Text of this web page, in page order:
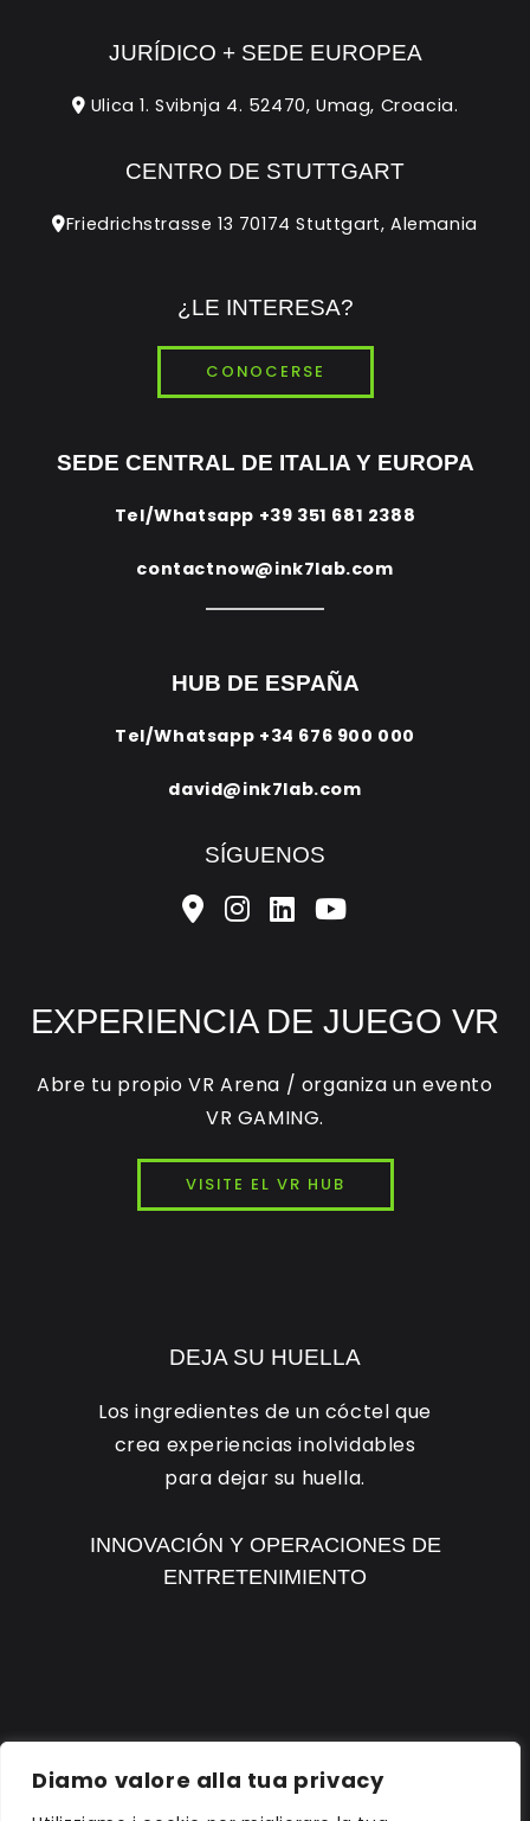
Diamo valore alla tua privacy
JURÍDICO + SEDE EUROPEA
Ulica 1. Svibnja 4. 52470, Umag, Croacia.
CENTRO DE STUTTGART
Friedrichstrasse 13 70174 Stuttgart, Alemania
¿LE INTERESA?
CONOCERSE
SEDE CENTRAL DE ITALIA Y EUROPA
Tel/Whatsapp +39 351 681 2388
contactnow@ink7lab.com
HUB DE ESPAÑA
Tel/Whatsapp +34 676 900 000
david@ink7lab.com
SÍGUENOS
EXPERIENCIA DE JUEGO VR
Abre tu propio VR Arena / organiza un evento
VR GAMING.
VISITE EL VR HUB
DEJA SU HUELLA
Los ingredientes de un cóctel que
crea experiencias inolvidables
para dejar su huella.
INNOVACIÓN Y OPERACIONES DE
ENTRETENIMIENTO
DESCUBRA RH1